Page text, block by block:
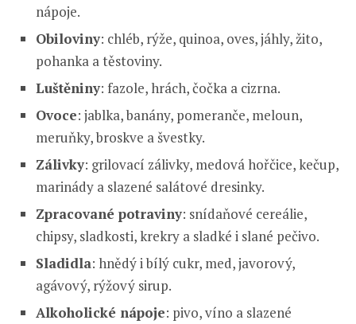
nápoje.
Obiloviny: chléb, rýže, quinoa, oves, jáhly, žito,
pohanka a těstoviny.
Luštěniny: fazole, hrách, čočka a cizrna.
Ovoce: jablka, banány, pomeranče, meloun,
meruňky, broskve a švestky.
Zálivky: grilovací zálivky, medová hořčice, kečup,
marinády a slazené salátové dresinky.
Zpracované potraviny: snídaňové cereálie,
chipsy, sladkosti, krekry a sladké i slané pečivo.
Sladidla: hnědý i bílý cukr, med, javorový,
agávový, rýžový sirup.
Alkoholické nápoje: pivo, víno a slazené